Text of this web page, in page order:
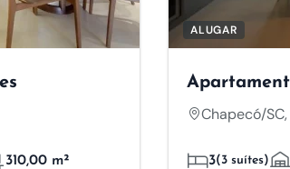
310,00 m²
ALUGAR
Chapecó/
3(3 suítes)